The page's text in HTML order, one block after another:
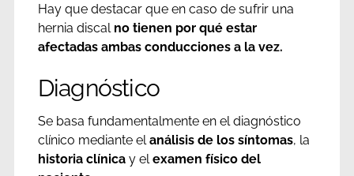
Hay que destacar que en caso de sufrir una
hernia discalno tienen por qué estar
afectadas ambas conducciones a la vez.
Diagnóstico
Se basa fundamentalmente en el diagnóstico
clínico mediante elanálisis de los síntomas, la
historia clínica y elexamen físico del